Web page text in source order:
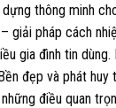
thông minh
giải pháp cách
gia đình tin
đẹp và phát huy
điều quan